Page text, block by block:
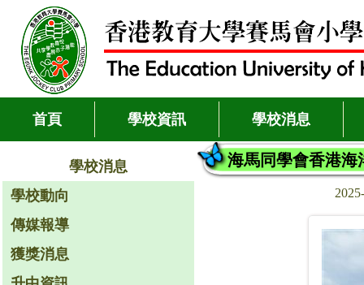
首頁 學校資訊 學校消息
學校消息
學校動向
傳媒報導
獲獎消息
海馬同學會香港海